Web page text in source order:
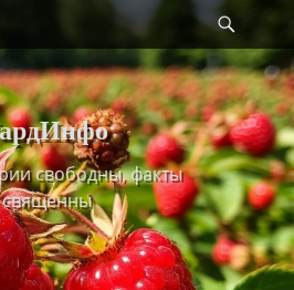
свободны, факты
священны